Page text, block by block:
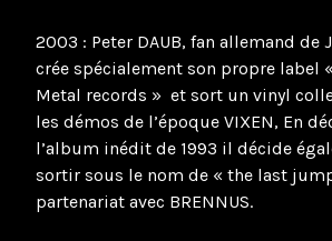
2003 : Peter DAUB, fan allemand de
crée spécialement son propre label
Metal records » et sort un vinyl
les démos de l’époque VIXEN, En
l’album inédit de 1993 il décide
sortir sous le nom de « the last
partenariat avec BRENNUS.